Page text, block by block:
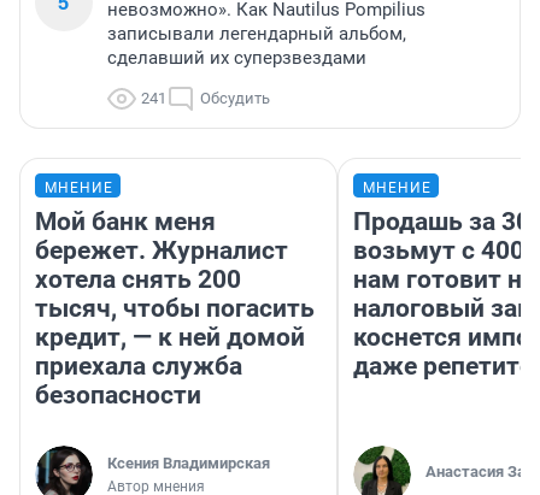
невозможно». Как Nautilus Pompilius
записывали легендарный альбом,
сделавший их суперзвездами
241 Обсудить
МНЕНИЕ
Мой банк меня
бережет. Журналист
хотела снять 200
тысяч, чтобы погасить
кредит, — к ней домой
приехала служба
безопасности
Ксения Владимирская
Автор мнения
МНЕНИЕ
Продашь за
возьмут с
нам готовит
налоговый
коснется
даже
Анастасия